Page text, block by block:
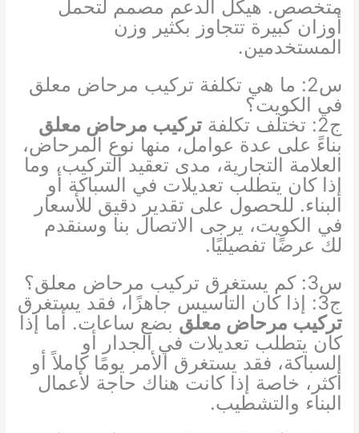
متخصص. هيكل الدعم مصمم لتحمل
أوزان كبيرة تتجاوز بكثير وزن
المستخدمين.
س2: ما هي تكلفة تركيب مرحاض معلق
في الكويت؟
ج2: تختلف تكلفة
تركيب مرحاض معلق
بناءً على عدة عوامل، منها نوع المرحاض،
العلامة التجارية، مدى تعقيد التركيب، وما
إذا كان يتطلب تعديلات في السباكة أو
البناء. للحصول على تقدير دقيق للأسعار
في الكويت، يرجى الاتصال بنا وسنقدم
لك عرضًا تفصيليًا.
س3: كم يستغرق تركيب مرحاض معلق؟
ج3: إذا كان التأسيس جاهزًا، فقد يستغرق
تركيب مرحاض معلق بضع ساعات. أما إذا
كان يتطلب تعديلات في الجدار أو
السباكة، فقد يستغرق الأمر يومًا كاملاً أو
أكثر، خاصة إذا كانت هناك حاجة لأعمال
البناء والتشطيب.